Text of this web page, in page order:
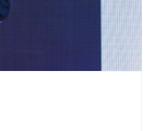
ความสำคัญ
าสังคมและยก
เพื่อ